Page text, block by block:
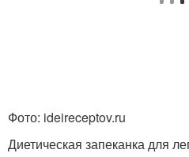
Фото: ideireceptov.ru
Диетическая запеканка для